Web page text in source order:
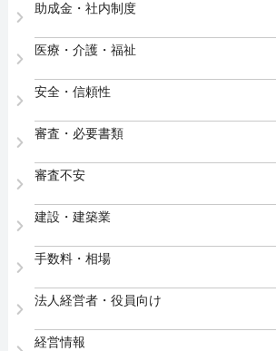
助成金・社内制度
医療・介護・福祉
安全・信頼性
審査・必要書類
審査不安
建設・建築業
手数料・相場
法人経営者・役員向け
経営情報